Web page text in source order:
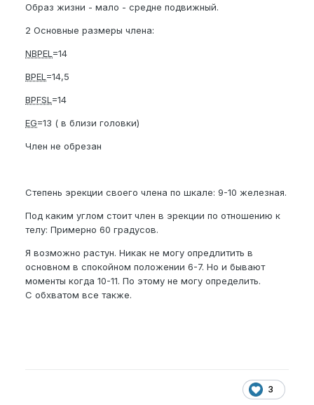
Образ жизни - мало - средне подвижный.
2 Основные размеры члена:
NBPEL =14
BPEL =14,5
BPFSL =14
EG=13 ( в близи головки)
Член не обрезан
Степень эрекции своего члена по шкале: 9-10 железная.
Под каким углом стоит член в эрекции по отношению к
телу: Примерно 60 градусов.
Я возможно растун. Никак не могу опредлитить в
основном в спокойном положении 6-7. Но и бывают
моменты когда 10-11. По этому не могу определить.
С обхватом все также.
3